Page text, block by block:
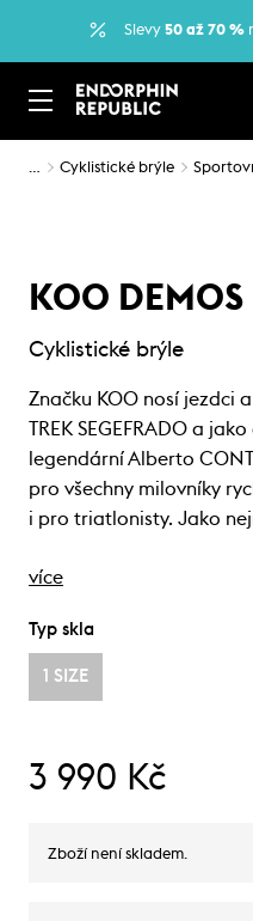
Slevy 50 až 70 %
… Cyklistické brýle
KOO DEMOS
Cyklistické brýle
Značku KOO nosí jezdci
TREK SEGEFRADO a
legendární Alberto
pro všechny milovníky
i pro triatlonisty. Jako
více
Typ skla
1 SIZE
3 990 Kč
Zboží není skladem.